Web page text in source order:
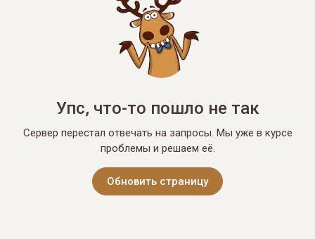
Упс, что-то пошло не так
Сервер перестал отвечать на запросы. Мы уже в курсе
проблемы и решаем её.
Обновить страницу